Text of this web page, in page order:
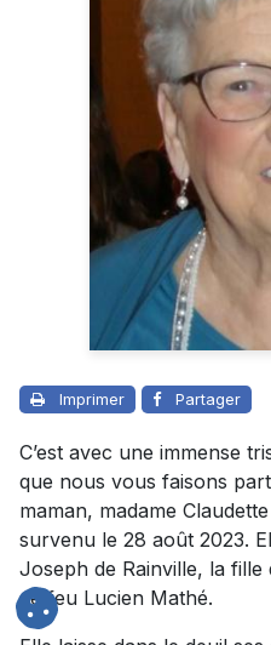
Imprimer Partager
C’est avec une immense
que nous vous faisons
maman, madame
survenu le 28 août 2023.
Joseph de Rainville, la
de feu Lucien Mathé.